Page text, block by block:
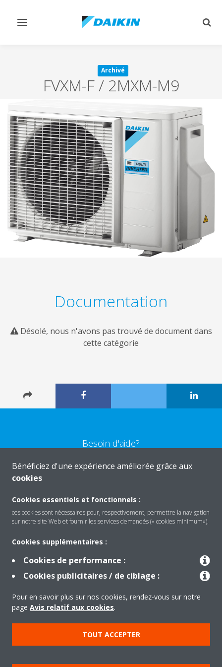
Afficher/masquer
Archivé
FVXM-F / 2MXM-M9
Documentation
Désolé, nous n'avons pas trouvé de document dans
cette catégorie
Besoin d'aide?
CONTACTEZ-NOUS
Solutions
À propos de Daikin
Copyright © Daikin
Mentions légales
Avis relatif aux cookies
Bénéficiez d'une expérience améliorée grâce aux
cookies
Cookies essentiels et fonctionnels :
ces cookies sont nécessaires pour, respectivement, permettre la navigation
sur notre site Web et fournir les services demandés (« cookies minimum»).
Cookies supplémentaires :
Cookies de performance :
Cookies publicitaires / de ciblage :
Pour en savoir plus sur nos cookies, rendez-vous sur notre
page Avis relatif aux cookies.
TOUT ACCEPTER